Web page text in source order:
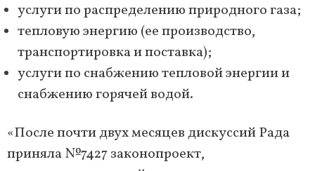
услуги по распределению природного газа;
тепловую энергию (ее производство,
транспортировка и поставка);
услуги по снабжению тепловой энергии и
снабжению горячей водой.
«После почти двух месяцев дискуссий Рада
приняла №7427 законопроект,